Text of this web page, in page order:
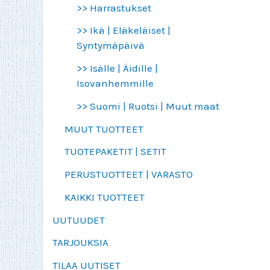
>> Harrastukset
>> Ikä | Eläkeläiset |
Syntymäpäivä
>> Isälle | Äidille |
Isovanhemmille
>> Suomi | Ruotsi | Muut maat
MUUT TUOTTEET
TUOTEPAKETIT | SETIT
PERUSTUOTTEET | VARASTO
KAIKKI TUOTTEET
UUTUUDET
TARJOUKSIA
TILAA UUTISET